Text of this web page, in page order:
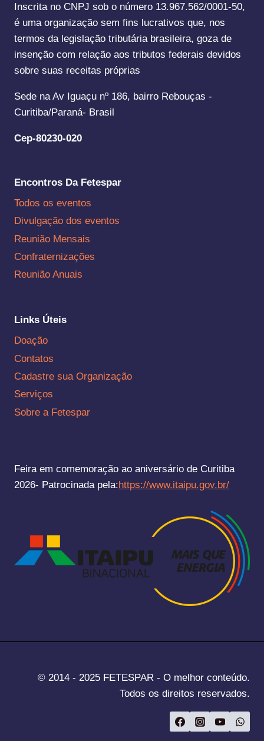
Inscrita no CNPJ sob o número 13.967.562/0001-50,
é uma organização sem fins lucrativos que, nos
termos da legislação tributária brasileira, goza de
insenção com relação aos tributos federais devidos
sobre suas receitas próprias
Sede na Av Iguaçu nº 186, bairro Rebouças -
Curitiba/Paraná- Brasil
Cep-80230-020
Encontros Da Fetespar
Todos os eventos
Divulgação dos eventos
Reunião Mensais
Confraternizações
Reunião Anuais
Links Úteis
Doação
Contatos
Cadastre sua Organização
Serviços
Sobre a Fetespar
Feira em comemoração ao aniversário de Curitiba
2026- Patrocinada pela:https://www.itaipu.gov.br/
© 2014 - 2025 FETESPAR - O melhor conteúdo.
Todos os direitos reservados.